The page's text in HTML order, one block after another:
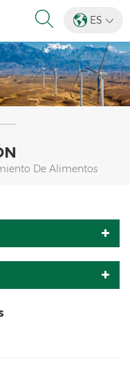
ES
De Alimentos